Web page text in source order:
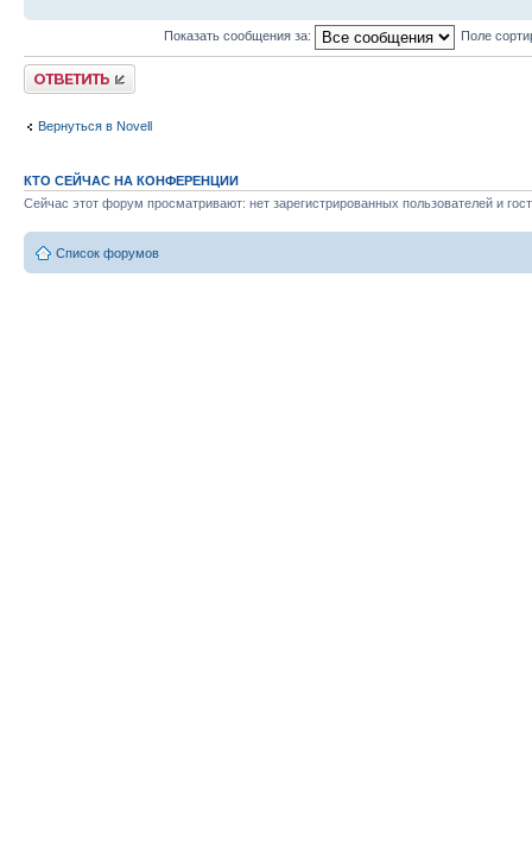
Показать сообщения за: Поле
Ответить
Вернуться в Novell
КТО СЕЙЧАС НА КОНФЕРЕНЦИИ
Сейчас этот форум просматривают: нет зарегистрированных пользователей и
Список форумов